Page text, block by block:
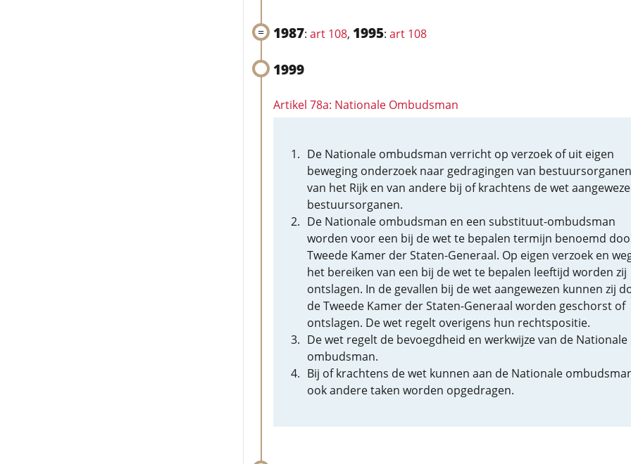
1987: art 108, 1995: art 108
1999
Artikel 78a: Nationale Ombudsman
De Nationale ombudsman verricht op verzoek of uit eigen
beweging onderzoek naar gedragingen van bestuursorganen
van het Rijk en van andere bij of krachtens de wet
bestuursorganen.
De Nationale ombudsman en een substituut-ombudsman
worden voor een bij de wet te bepalen termijn benoemd
Tweede Kamer der Staten-Generaal. Op eigen verzoek en
het bereiken van een bij de wet te bepalen leeftijd worden zij
ontslagen. In de gevallen bij de wet aangewezen kunnen zij
de Tweede Kamer der Staten-Generaal worden geschorst of
ontslagen. De wet regelt overigens hun rechtspositie.
De wet regelt de bevoegdheid en werkwijze van de Nationale
ombudsman.
Bij of krachtens de wet kunnen aan de Nationale
ook andere taken worden opgedragen.